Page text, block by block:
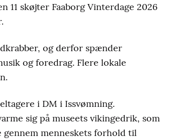
11 skøjter Faaborg Vinterdage 2026
og derfor spænder
og foredrag. Flere lokale
i DM i Issvømning.
sig på museets vikingedrik, som
gennem menneskets forhold til